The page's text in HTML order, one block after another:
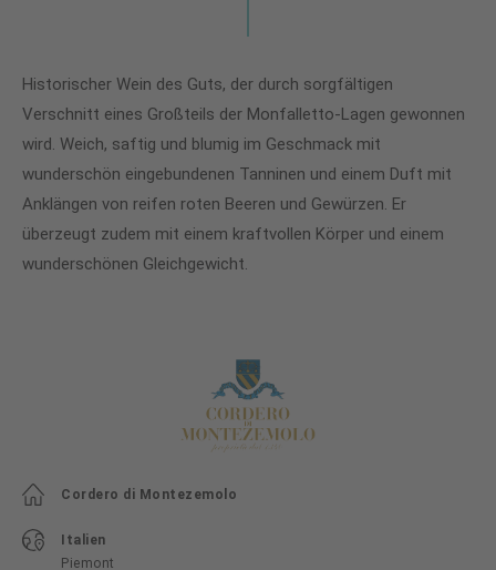
Historischer Wein des Guts, der durch sorgfältigen
Verschnitt eines Großteils der Monfalletto-Lagen gewonnen
wird. Weich, saftig und blumig im Geschmack mit
wunderschön eingebundenen Tanninen und einem Duft mit
Anklängen von reifen roten Beeren und Gewürzen. Er
überzeugt zudem mit einem kraftvollen Körper und einem
wunderschönen Gleichgewicht.
Cordero di Montezemolo
Italien
Piemont